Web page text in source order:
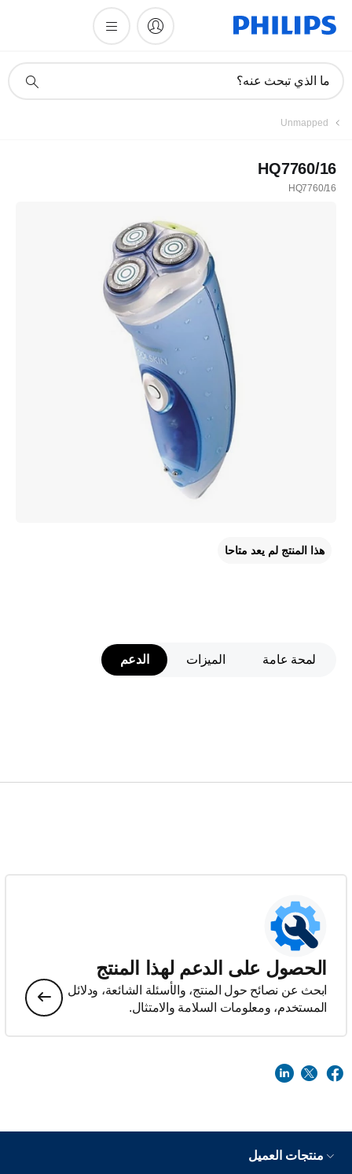
دعم
ما الذي تبحث عنه؟
Unmapped
HQ7760/16
HQ7760/16
هذا المنتج لم يعد متاحا
لمحة عامة الميزات الدعم
الحصول على الدعم لهذا المنتج
ابحث عن نصائح حول المنتج، والأسئلة الشائعة، ودلائل
المستخدم، ومعلومات السلامة والامتثال.
منتجات العميل